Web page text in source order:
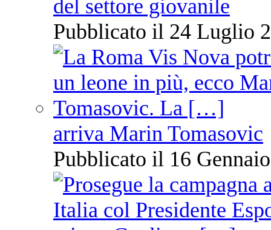
del settore giovanile
Pubblicato il 24 Luglio
arriva Marin Tomasovic
Pubblicato il 16